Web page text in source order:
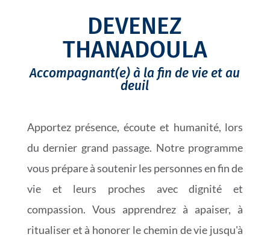
DEVENEZ
THANADOULA
Accompagnant(e) à la fin de vie et au
deuil
Apportez présence, écoute et humanité, lors
du dernier grand passage. Notre programme
vous prépare à soutenir les personnes en fin de
vie et leurs proches avec dignité et
compassion. Vous apprendrez à apaiser, à
ritualiser et à honorer le chemin de vie jusqu'à